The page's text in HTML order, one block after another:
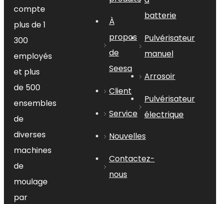
compte
plus de 1
300
employés
et plus
de 500
ensembles
de
diverses
machines
de
moulage
par
À
propos
de
Seesa
Client
Service
Nouvelles
Contactez-
nous
batterie
Pulvérisateur
manuel
Arrosoir
Pulvérisateur
électrique